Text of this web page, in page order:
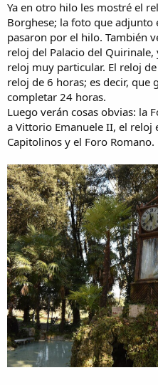
Ya en otro hilo les mostré el
Borghese; la foto que adjunto
pasaron por el hilo. También
reloj del Palacio del
reloj muy particular. El reloj
reloj de 6 horas; es decir, que
completar 24 horas.
Luego verán cosas obvias: la
a Vittorio Emanuele II, el reloj
Capitolinos y el Foro Romano.